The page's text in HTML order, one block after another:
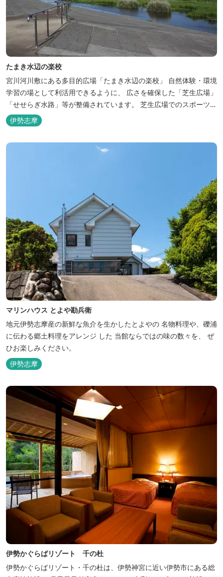
たまき水辺の楽校
宮川河川敷にある多目的広場「たまき水辺の楽校」 自然体験・環境
学習の場として利活用できるように、 広さを確保した「芝生広場」
「せせらぎ水路」等が整備されています。 芝生広場でのスポーツや
バーベキューはもちろん、 車での乗り入れも可能なため、オートキ
ャンプなどもお楽しみいただけます！ 火災防止のため、バーベキュ
伊勢志摩
マリンハウス とよや勘兵衛
地元伊勢志摩産の新鮮な魚介を生かしたとよやの 名物料理や、礫浦
に伝わる郷土料理をアレンジ した 当館ならではの味の数々を、 ぜ
ひお楽しみください。
伊勢志摩
伊勢かぐらばリゾート 千の杜
伊勢かぐらばリゾート・千の杜は、伊勢神宮に近い伊勢市にある総